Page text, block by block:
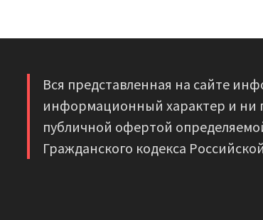
Вся представленная на сайте
информационный характер и ни
публичной офертой
Гражданского кодекса